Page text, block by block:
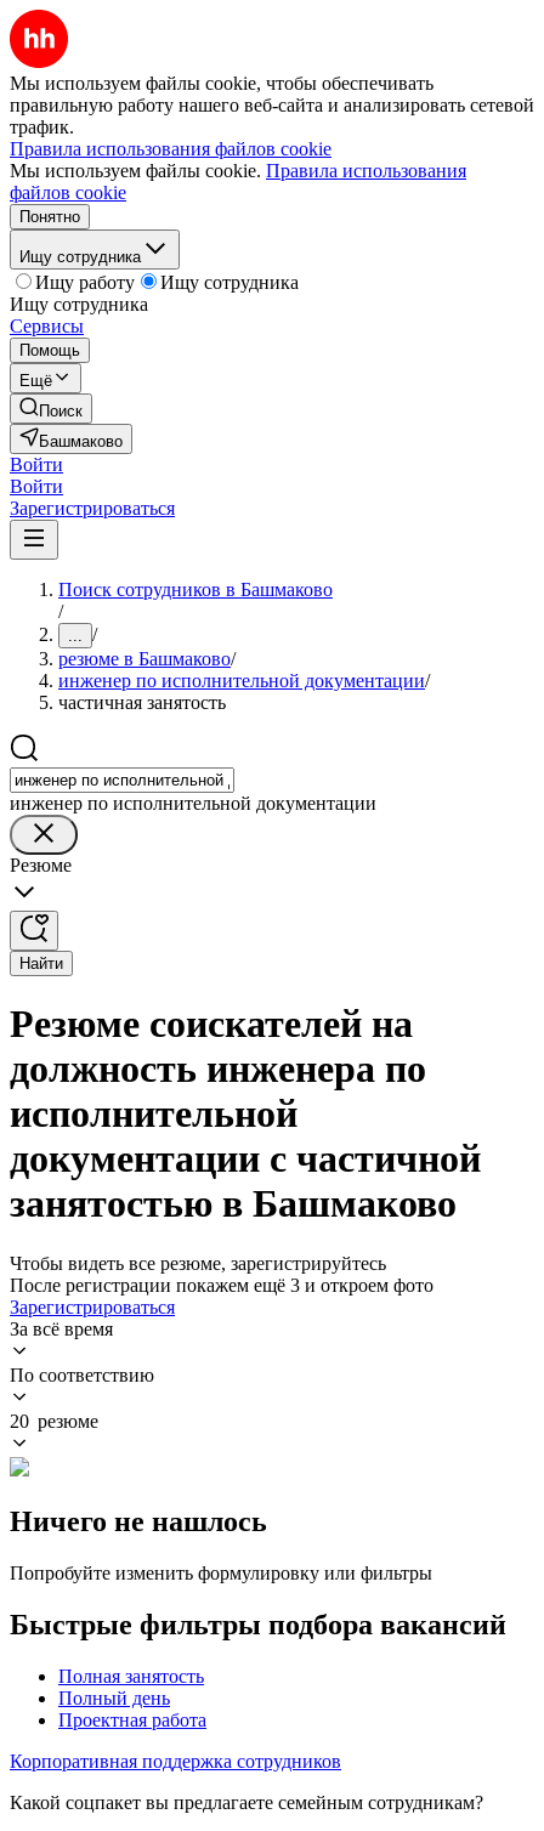
Мы используем файлы cookie, чтобы обеспечивать
правильную работу нашего веб-сайта и анализировать сетевой
трафик.
Правила использования файлов cookie
Мы используем файлы cookie. Правила использования
файлов cookie
Понятно
Ищу сотрудника
Ищу работу
Ищу сотрудника
Ищу сотрудника
Сервисы
Помощь
Ещё
Поиск
Башмаково
Войти
Войти
Зарегистрироваться
Поиск сотрудников в Башмаково
/
... /
резюме в Башмаково/
инженер по исполнительной документации/
частичная занятость
инженер по исполнительной документации
Резюме
Найти
Резюме соискателей на
должность инженера по
исполнительной
документации с частичной
занятостью в Башмаково
Чтобы видеть все резюме, зарегистрируйтесь
После регистрации покажем ещё 3 и откроем фото
Зарегистрироваться
За всё время
По соответствию
20 резюме
Ничего не нашлось
Попробуйте изменить формулировку или фильтры
Быстрые фильтры подбора вакансий
Полная занятость
Полный день
Проектная работа
Корпоративная поддержка сотрудников
Какой соцпакет вы предлагаете семейным сотрудникам?